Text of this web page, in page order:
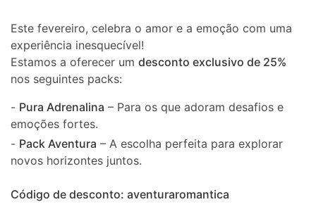
Este fevereiro, celebra o amor e a emoção com uma
experiência inesquecível!
Estamos a oferecer um desconto exclusivo de 25%
nos seguintes packs:
- Pura Adrenalina – Para os que adoram desafios e
emoções fortes.
- Pack Aventura – A escolha perfeita para explorar
novos horizontes juntos.
Código de desconto: aventuraromantica